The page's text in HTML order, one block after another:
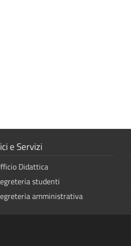
e Servizi
Didattica
studenti
amministrativa